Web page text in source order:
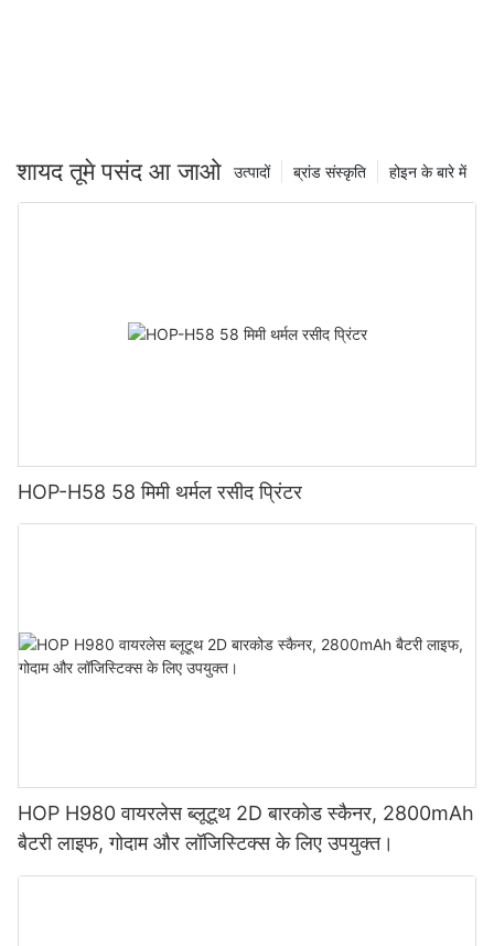
शायद तूमे पसंद आ जाओ होइन के बारे में
ब्रांड संस्कृति
उत्पादों
HOP-H58 58 मिमी थर्मल रसीद प्रिंटर
HOP H980 वायरलेस ब्लूटूथ 2D बारकोड स्कैनर, 2800mAh
बैटरी लाइफ, गोदाम और लॉजिस्टिक्स के लिए उपयुक्त।